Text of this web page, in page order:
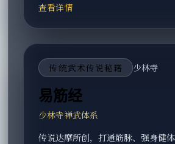
查看详情
传统武术传说秘籍 少林寺
易筋经
少林寺禅武体系
传说达摩所创，打通筋脉、强身健体